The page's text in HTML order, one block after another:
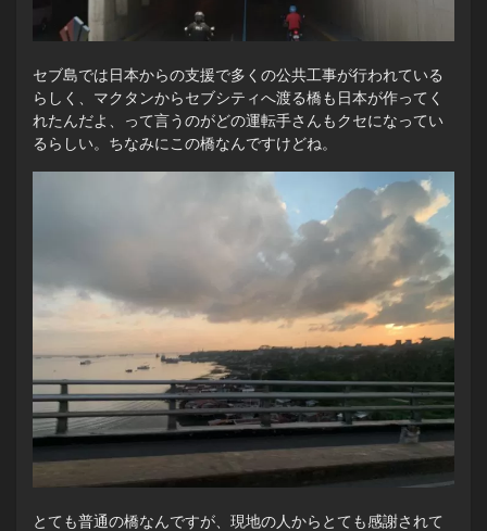
セブ島では日本からの支援で多くの公共工事が行われている
らしく、マクタンからセブシティへ渡る橋も日本が作ってく
れたんだよ、って言うのがどの運転手さんもクセになってい
るらしい。ちなみにこの橋なんですけどね。
とても普通の橋なんですが、現地の人からとても感謝されて